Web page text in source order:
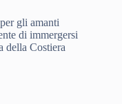
gli amanti
di immergersi
della Costiera